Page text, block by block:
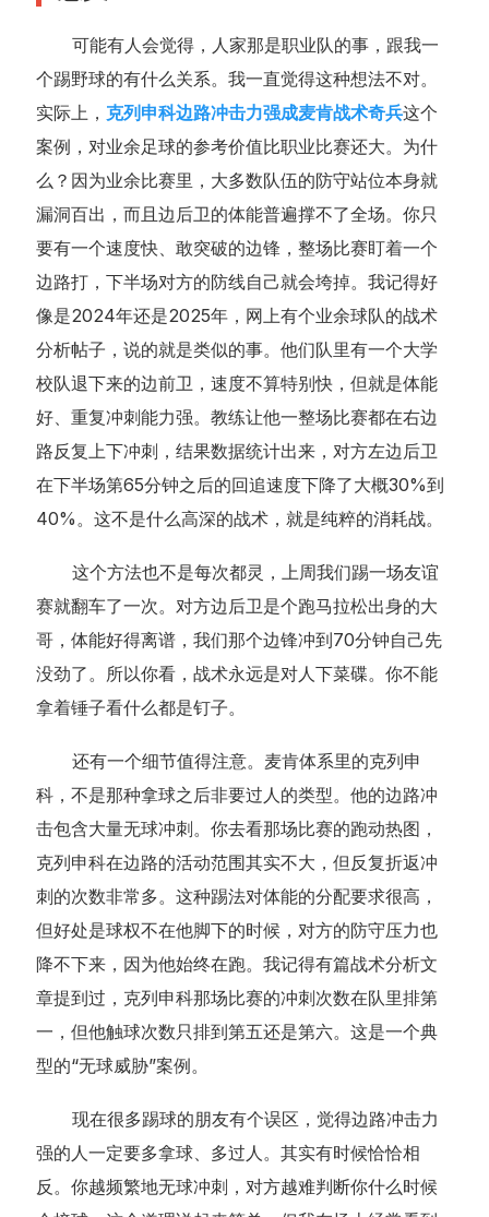
可能有人会觉得，人家那是职业队的事，跟我一
个踢野球的有什么关系。我一直觉得这种想法不对。
实际上， 克列申科边路冲击力强成麦肯战术奇兵这个
案例，对业余足球的参考价值比职业比赛还大。为什
么？因为业余比赛里，大多数队伍的防守站位本身就
漏洞百出，而且边后卫的体能普遍撑不了全场。你只
要有一个速度快、敢突破的边锋，整场比赛盯着一个
边路打，下半场对方的防线自己就会垮掉。我记得好
像是2024年还是2025年，网上有个业余球队的战术
分析帖子，说的就是类似的事。他们队里有一个大学
校队退下来的边前卫，速度不算特别快，但就是体能
好、重复冲刺能力强。教练让他一整场比赛都在右边
路反复上下冲刺，结果数据统计出来，对方左边后卫
在下半场第65分钟之后的回追速度下降了大概30%到
40%。这不是什么高深的战术，就是纯粹的消耗战。
这个方法也不是每次都灵，上周我们踢一场友谊
赛就翻车了一次。对方边后卫是个跑马拉松出身的大
哥，体能好得离谱，我们那个边锋冲到70分钟自己先
没劲了。所以你看，战术永远是对人下菜碟。你不能
拿着锤子看什么都是钉子。
还有一个细节值得注意。麦肯体系里的克列申
科，不是那种拿球之后非要过人的类型。他的边路冲
击包含大量无球冲刺。你去看那场比赛的跑动热图，
克列申科在边路的活动范围其实不大，但反复折返冲
刺的次数非常多。这种踢法对体能的分配要求很高，
但好处是球权不在他脚下的时候，对方的防守压力也
降不下来，因为他始终在跑。我记得有篇战术分析文
章提到过，克列申科那场比赛的冲刺次数在队里排第
一，但他触球次数只排到第五还是第六。这是一个典
型的“无球威胁”案例。
现在很多踢球的朋友有个误区，觉得边路冲击力
强的人一定要多拿球、多过人。其实有时候恰恰相
反。你越频繁地无球冲刺，对方越难判断你什么时候